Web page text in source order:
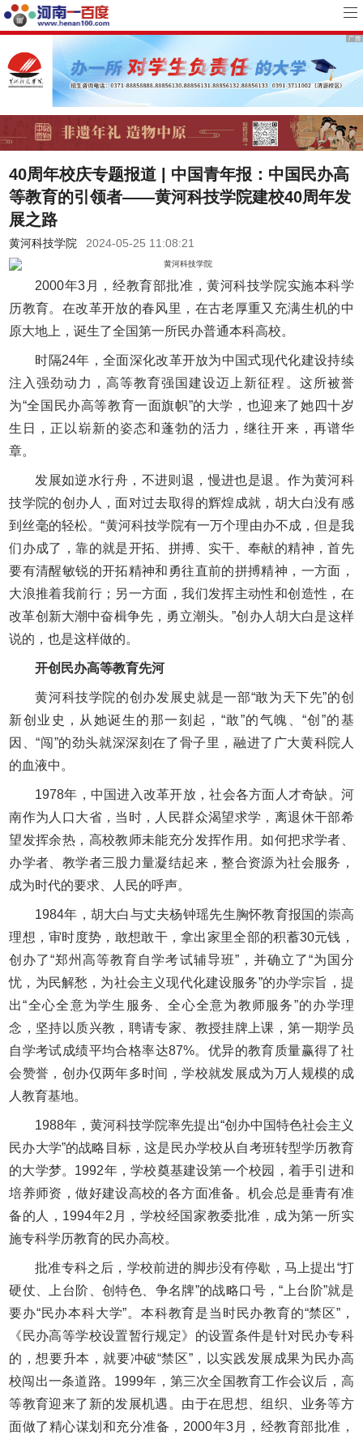
40周年校庆专题报道 | 中国青年报：中国民办高
等教育的引领者——黄河科技学院建校40周年发
展之路
黄河科技学院 2024-05-25 11:08:21
2000年3月，经教育部批准，黄河科技学院实施本科学
历教育。在改革开放的春风里，在古老厚重又充满生机的中
原大地上，诞生了全国第一所民办普通本科高校。
时隔24年，全面深化改革开放为中国式现代化建设持续
注入强劲动力，高等教育强国建设迈上新征程。这所被誉
为“全国民办高等教育一面旗帜”的大学，也迎来了她四十岁
生日，正以崭新的姿态和蓬勃的活力，继往开来，再谱华
章。
发展如逆水行舟，不进则退，慢进也是退。作为黄河科
技学院的创办人，面对过去取得的辉煌成就，胡大白没有感
到丝毫的轻松。“黄河科技学院有一万个理由办不成，但是我
们办成了，靠的就是开拓、拼搏、实干、奉献的精神，首先
要有清醒敏锐的开拓精神和勇往直前的拼搏精神，一方面，
大浪推着我前行；另一方面，我们发挥主动性和创造性，在
改革创新大潮中奋楫争先，勇立潮头。”创办人胡大白是这样
说的，也是这样做的。
开创民办高等教育先河
黄河科技学院的创办发展史就是一部“敢为天下先”的创
新创业史，从她诞生的那一刻起，“敢”的气魄、“创”的基
因、“闯”的劲头就深深刻在了骨子里，融进了广大黄科院人
的血液中。
1978年，中国进入改革开放，社会各方面人才奇缺。河
南作为人口大省，当时，人民群众渴望求学，离退休干部希
望发挥余热，高校教师未能充分发挥作用。如何把求学者、
办学者、教学者三股力量凝结起来，整合资源为社会服务，
成为时代的要求、人民的呼声。
1984年，胡大白与丈夫杨钟瑶先生胸怀教育报国的崇高
理想，审时度势，敢想敢干，拿出家里全部的积蓄30元钱，
创办了“郑州高等教育自学考试辅导班”，并确立了“为国分
忧，为民解愁，为社会主义现代化建设服务”的办学宗旨，提
出“全心全意为学生服务、全心全意为教师服务”的办学理
念，坚持以质兴教，聘请专家、教授挂牌上课，第一期学员
自学考试成绩平均合格率达87%。优异的教育质量赢得了社
会赞誉，创办仅两年多时间，学校就发展成为万人规模的成
人教育基地。
1988年，黄河科技学院率先提出“创办中国特色社会主义
民办大学”的战略目标，这是民办学校从自考班转型学历教育
的大学梦。1992年，学校奠基建设第一个校园，着手引进和
培养师资，做好建设高校的各方面准备。机会总是垂青有准
备的人，1994年2月，学校经国家教委批准，成为第一所实
施专科学历教育的民办高校。
批准专科之后，学校前进的脚步没有停歇，马上提出“打
硬仗、上台阶、创特色、争名牌”的战略口号，“上台阶”就是
要办“民办本科大学”。本科教育是当时民办教育的“禁区”，
《民办高等学校设置暂行规定》的设置条件是针对民办专科
的，想要升本，就要冲破“禁区”，以实践发展成果为民办高
校闯出一条道路。1999年，第三次全国教育工作会议后，高
等教育迎来了新的发展机遇。由于在思想、组织、业务等方
面做了精心谋划和充分准备，2000年3月，经教育部批准，